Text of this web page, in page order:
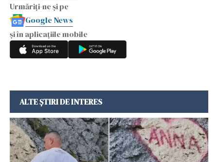
Urmăriți-ne și pe
Google News
și în aplicațiile mobile
ALTE ȘTIRI DE INTERES